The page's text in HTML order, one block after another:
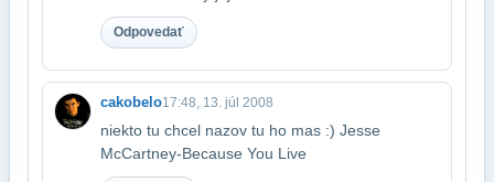
Odpovedať
cakobelo17:48, 13. júl 2008
niekto tu chcel nazov tu ho mas :) Jesse
McCartney-Because You Live